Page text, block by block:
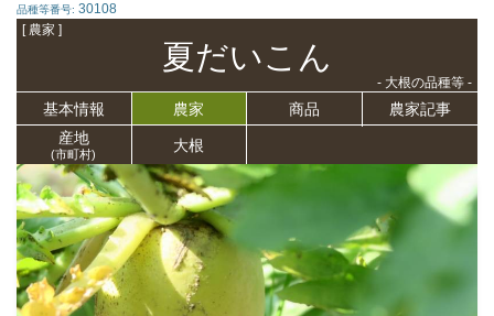
品種等番号: 30108
[ 農家 ]
夏だいこん
- 大根の品種等 -
基本情報 農家 商品
農家記事
産地
(市町村) 大根